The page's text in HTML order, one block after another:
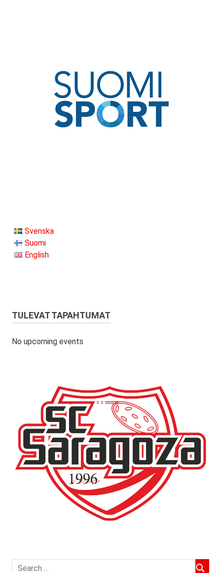
Svenska
Suomi
English
TULEVAT TAPAHTUMAT
No upcoming events